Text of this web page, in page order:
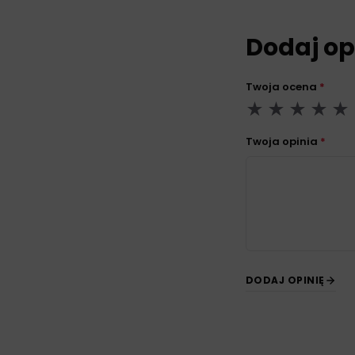
Dodaj
Twoja ocena *
Twoja opinia *
DODAJ OPINIĘ